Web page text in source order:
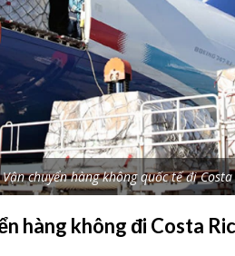
Vận chuyển hàng không quốc tế đi Costa
hàng không đi Costa